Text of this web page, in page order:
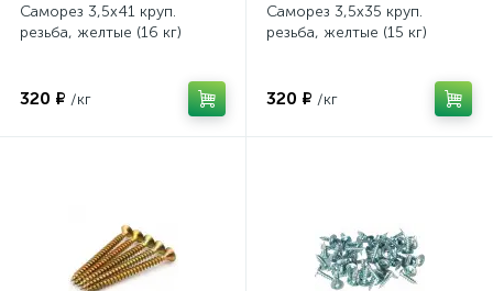
Саморез 3,5х41 круп.
резьба, желтые (16 кг)
320 ₽ /кг
Саморез 3,5х35 круп.
резьба, желтые (15 кг)
320 ₽ /кг